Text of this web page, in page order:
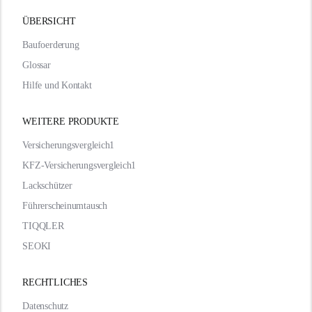
ÜBERSICHT
WEITERE PRODUKTE
Versicherungsvergleich1
KFZ-Versicherungsvergleich1
Lackschützer
Führerscheinumtausch
TIQQLER
SEOKI
RECHTLICHES
Datenschutz
Baufoerderung
Glossar
Hilfe und Kontakt